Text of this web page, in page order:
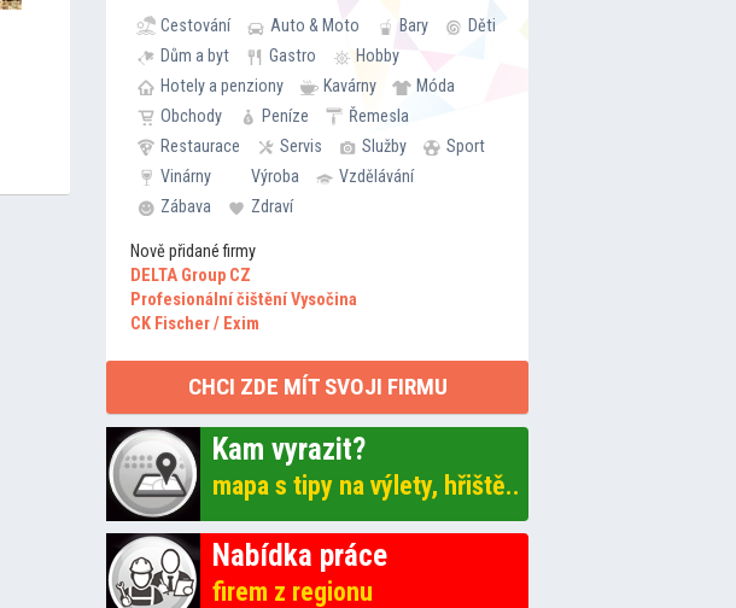
Cestování Auto & Moto Bary
Děti
Dům a byt
Gastro
Hobby
Hotely a penziony
Kavárny
Móda
Obchody
Peníze
Řemesla
Restaurace
Servis Služby
Sport
Vinárny
Výroba
Vzdělávání
Zábava
Zdraví
Nově přidané firmy
DELTA Group CZ
Profesionální čištění Vysočina
CK Fischer / Exim
CHCI ZDE MÍT SVOJI FIRMU
Kam vyrazit?
mapa s tipy na výlety, hřiště..
Nabídka práce
firem z regionu